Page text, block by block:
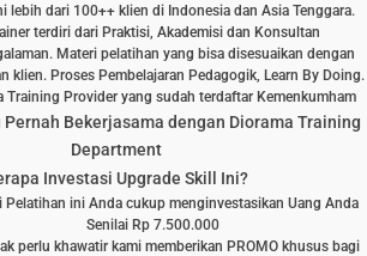
lebih dari 100++ klien di Indonesia dan Asia Tenggara.
terdiri dari Praktisi, Akademisi dan Konsultan
Materi pelatihan yang bisa disesuaikan dengan
klien. Proses Pembelajaran Pedagogik, Learn By Doing.
Training Provider yang sudah terdaftar Kemenkumham
Bekerjasama dengan Diorama Training
Department
Investasi Upgrade Skill Ini?
Pelatihan ini Anda cukup menginvestasikan Uang Anda
Senilai Rp 7.500.000
perlu khawatir kami memberikan PROMO khusus bagi